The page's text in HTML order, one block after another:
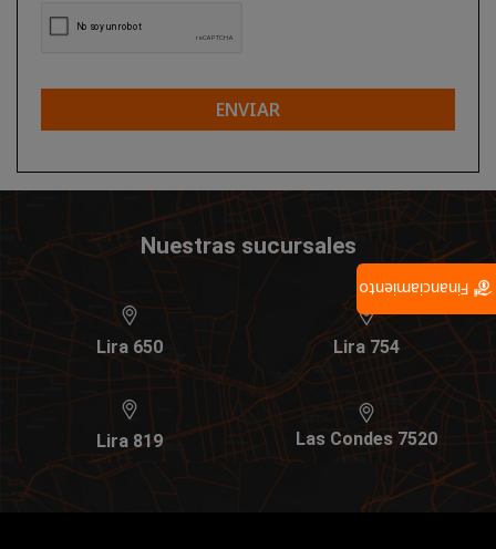
ENVIAR
Nuestras sucursales
Lira 650 Lira 754
Lira 819 Las Condes 7520
Financiamiento